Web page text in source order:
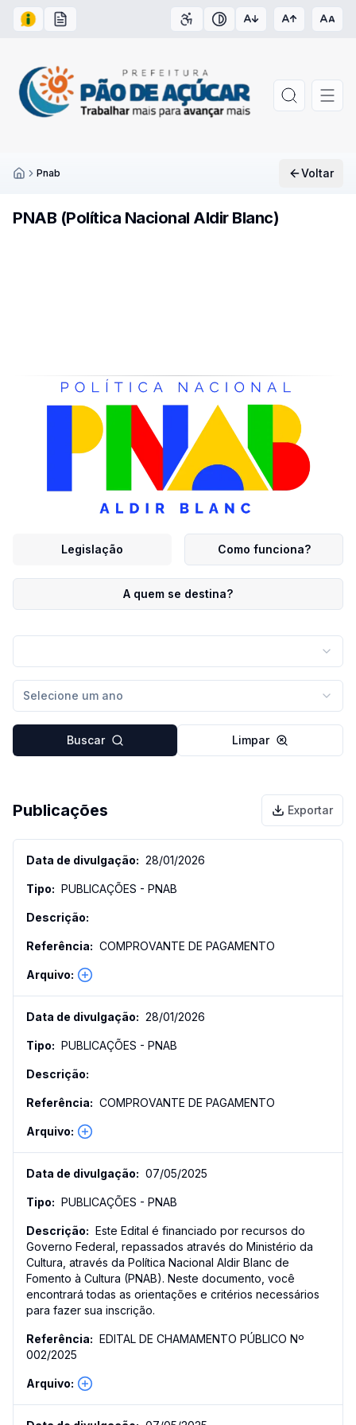
Acesso à Informação
Carta de Serviços Acessibilidade
Contraste
Pnab Voltar
PNAB (Política Nacional Aldir Blanc)
Legislação Como funciona?
A quem se destina?
Selecione um ano
Buscar Limpar
Publicações Exportar
28/01/2026
PUBLICAÇÕES - PNAB
COMPROVANTE DE PAGAMENTO
28/01/2026
PUBLICAÇÕES - PNAB
COMPROVANTE DE PAGAMENTO
07/05/2025
PUBLICAÇÕES - PNAB
Este Edital é financiado por recursos do
Governo Federal, repassados através do Ministério da
Cultura, através da Política Nacional Aldir Blanc de
Fomento à Cultura (PNAB). Neste documento, você
encontrará todas as orientações e critérios necessários
para fazer sua inscrição.
EDITAL DE CHAMAMENTO PÚBLICO Nº
002/2025